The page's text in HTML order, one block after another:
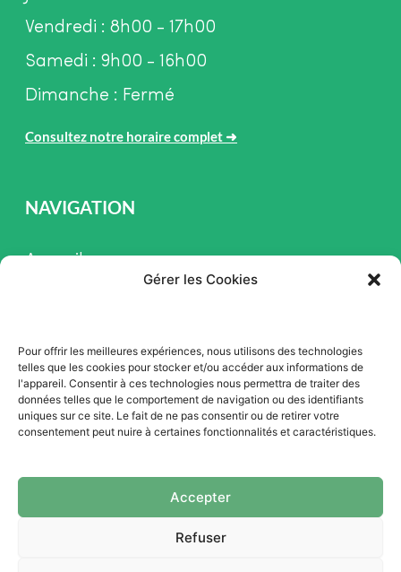
Gérer les Cookies
Pour offrir les meilleures expériences, nous utilisons des technologies
telles que les cookies pour stocker et/ou accéder aux informations de
l'appareil. Consentir à ces technologies nous permettra de traiter des
données telles que le comportement de navigation ou des identifiants
uniques sur ce site. Le fait de ne pas consentir ou de retirer votre
consentement peut nuire à certaines fonctionnalités et caractéristiques.
Accepter
Refuser
Vendredi : 8h00 - 17h00
Samedi : 9h00 - 16h00
Dimanche : Fermé
Consultez notre horaire complet ➜
NAVIGATION
Accueil
Promotion
Blogue
Nous contacter